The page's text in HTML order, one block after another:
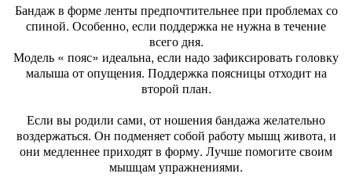
Бандаж в форме ленты предпочтительнее при проблемах со
спиной. Особенно, если поддержка не нужна в течение
всего дня.
Модель « пояс» идеальна, если надо зафиксировать головку
малыша от опущения. Поддержка поясницы отходит на
второй план.
Если вы родили сами, от ношения бандажа желательно
воздержаться. Он подменяет собой работу мышц живота, и
они медленнее приходят в форму. Лучше помогите своим
мышцам упражнениями.